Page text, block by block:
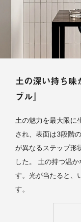
土の深い持ち
ブル』
土の魅力を最大限に
され、表面は3段階
が異なるステップ形
した。 土の持つ温
す。光が当たると、
す。